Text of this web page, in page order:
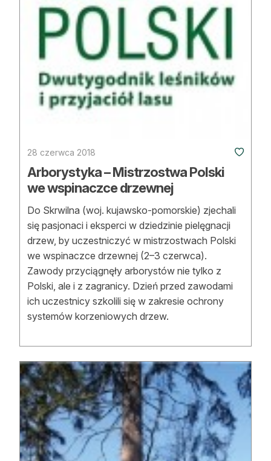
28 czerwca 2018
Arborystyka – Mistrzostwa Polski
we wspinaczce drzewnej
Do Skrwilna (woj. kujawsko-pomorskie) zjechali
się pasjonaci i eksperci w dziedzinie pielęgnacji
drzew, by uczestniczyć w mistrzostwach Polski
we wspinaczce drzewnej (2–3 czerwca).
Zawody przyciągnęły arborystów nie tylko z
Polski, ale i z zagranicy. Dzień przed zawodami
ich uczestnicy szkolili się w zakresie ochrony
systemów korzeniowych drzew.